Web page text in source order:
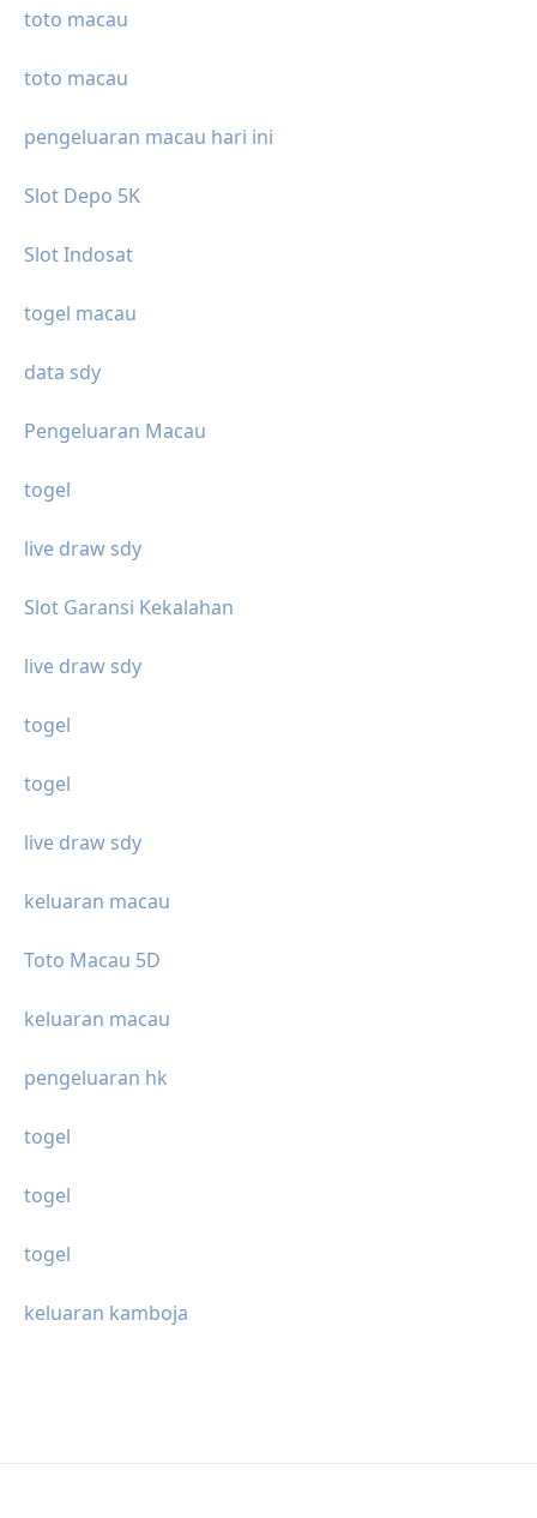
toto macau
toto macau
pengeluaran macau hari ini
Slot Depo 5K
Slot Indosat
togel macau
data sdy
Pengeluaran Macau
togel
live draw sdy
Slot Garansi Kekalahan
live draw sdy
togel
togel
live draw sdy
keluaran macau
Toto Macau 5D
keluaran macau
pengeluaran hk
togel
togel
togel
keluaran kamboja